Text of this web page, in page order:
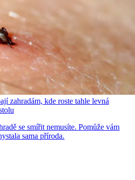
zahradám, kde roste tahle levná
se smířit nemusíte. Pomůže vám
sama příroda.